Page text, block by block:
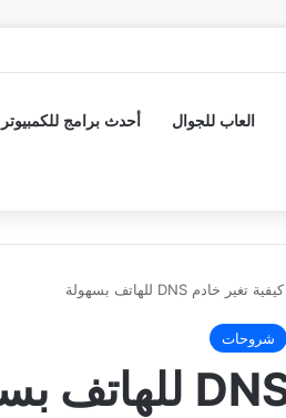
العاب للجوال أحدث برامج للكمبيوتر
كيفية تغير خادم DNS للهاتف بسهولة
شروحات